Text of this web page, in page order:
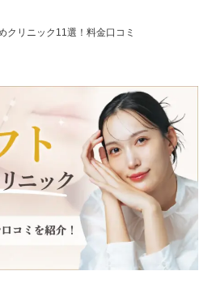
クリニック11選！料金口コミ